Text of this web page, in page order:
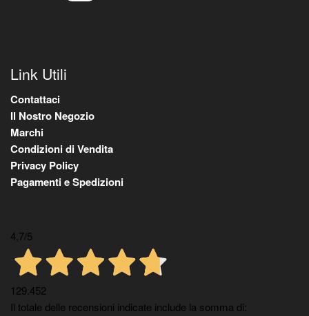
Link Utili
Contattaci
Il Nostro Negozio
Marchi
Condizioni di Vendita
Privacy Policy
Pagamenti e Spedizioni
4,7/5
129.452
Il totale delle recensioni indicate include la somma di: